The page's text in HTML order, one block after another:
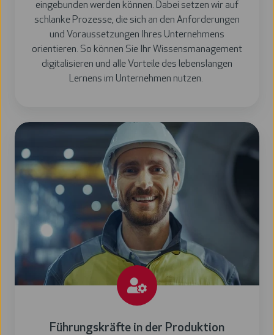
eingebunden werden können. Dabei setzen wir auf
schlanke Prozesse, die sich an den Anforderungen
und Voraussetzungen Ihres Unternehmens
orientieren. So können Sie Ihr Wissensmanagement
digitalisieren und alle Vorteile des lebenslangen
Lernens im Unternehmen nutzen.
Führungskräfte in der Produktion